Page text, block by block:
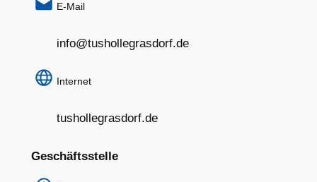
E-Mail
info@tushollegrasdorf.de
Internet
tushollegrasdorf.de
Geschäftsstelle